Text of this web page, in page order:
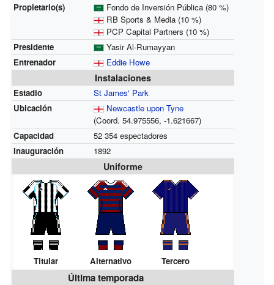
Propietario(s)
Fondo de Inversión Pública (80 %)
RB Sports & Media (10 %)
PCP Capital Partners (10 %)
Presidente
Yasir Al-Rumayyan
Entrenador
Eddie Howe
Instalaciones
Estadio
St James' Park
Ubicación
Newcastle upon Tyne
(Coord. 54.975556, -1.621667)
Capacidad
52 354 espectadores
Inauguración
1892
Uniforme
Titular Alternativo Tercero
Última temporada